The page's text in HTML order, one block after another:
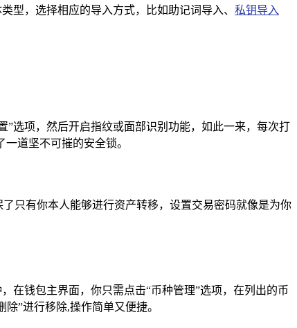
型，选择相应的导入方式，比如助记词导入、 私钥导入
选项，然后开启指纹或面部识别功能，如此一来，每次打
道坚不可摧的安全锁。
只有你本人能够进行资产转移，设置交易密码就像是为你
在钱包主界面，你只需点击“币种管理”选项，在列出的币
”进行移除,操作简单又便捷。